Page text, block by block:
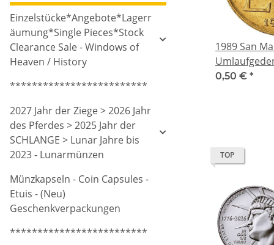
1989 San
Bimetall
0,50 € *
TOP
Einzelstücke*Angebote*Lagerr
äumung*Single Pieces*Stock
Clearance Sale - Windows of
Heaven / History
*************************
2027 Jahr der Ziege > 2026 Jahr
des Pferdes > 2025 Jahr der
SCHLANGE > Lunar Jahre bis
2023 - Lunarmünzen
Münzkapseln - Coin Capsules -
Etuis - (Neu)
Geschenkverpackungen
*************************